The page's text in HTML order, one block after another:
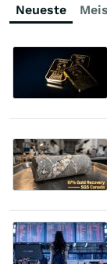
Neueste